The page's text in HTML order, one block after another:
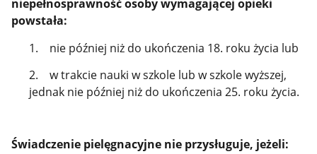
niepełnosprawność osoby wymagającej opieki
powstała:
1. nie później niż do ukończenia 18. roku życia lub
2. w trakcie nauki w szkole lub w szkole wyższej,
jednak nie później niż do ukończenia 25. roku życia.
Świadczenie pielęgnacyjne nie przysługuje, jeżeli: